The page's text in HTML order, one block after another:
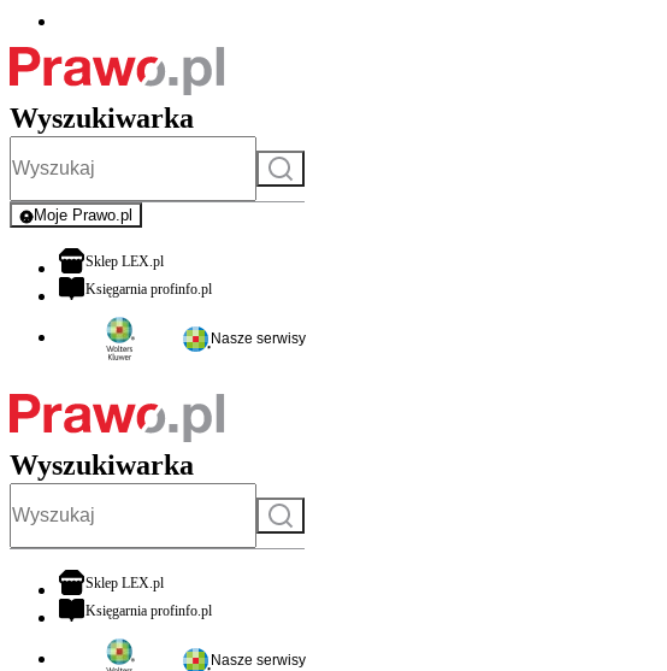
Wyszukiwarka
Szukaj
Moje Prawo.pl
- rejestracja i logowanie do serwisu
Sklep LEX.plotwiera się w nowej karcie
Księgarnia profinfo.plotwiera się w nowej karcie
Nasze serwisy
Wyszukiwarka
Szukaj
Sklep LEX.plotwiera się w nowej karcie
Księgarnia profinfo.plotwiera się w nowej karcie
Nasze serwisy